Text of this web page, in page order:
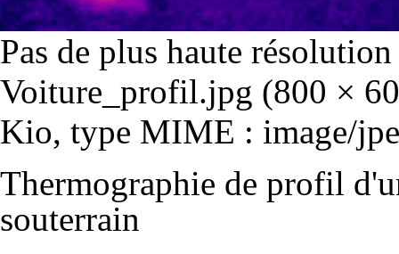
Pas de plus haute
Voiture_profil.jpg (800 ×
Kio, type MIME : image/
Thermographie de profil
souterrain